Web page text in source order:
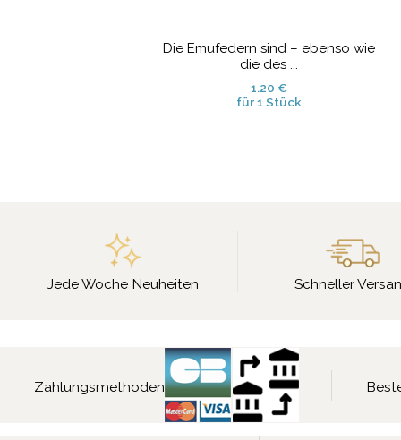
Die Emufedern sind – ebenso wie
die des ...
1.20 €
für 1 Stück
Jede Woche Neuheiten Schneller
Zahlungsmethoden